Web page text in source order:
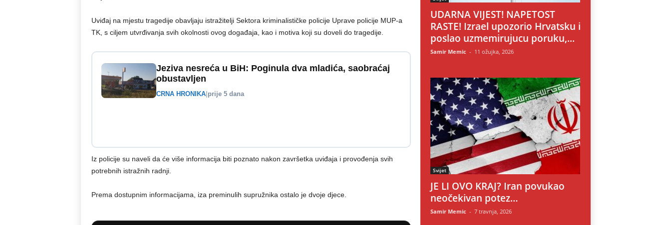
Uviđaj na mjestu tragedije obavljaju istražitelji Sektora kriminalističke policije Uprave policije MUP-a
TK, s ciljem utvrđivanja svih okolnosti ovog događaja, kao i motiva koji su doveli do tragedije.
Jeziva nesreća u BiH: Poginula dva mladića, saobraćaj
obustavljen
CRNA HRONIKA| prije 5 dana
Iz policije su naveli da će više informacija biti poznato nakon završetka uviđaja i provođenja svih
potrebnih istražnih radnji.
Prema dostupnim informacijama, iza preminulih supružnika ostalo je dvoje djece.
UDARNA VIJEST! NAPETOST
RASTE! Izrael upozorio Hrvatsku i
poslao uzmemirujucu poruku,...
Samir Memic - 11 ožujka, 2026
Svijet
JE LI OVO KRAJ? Iran povukao
neočekivan potez…
Samir Memic - 7 travnja, 2026